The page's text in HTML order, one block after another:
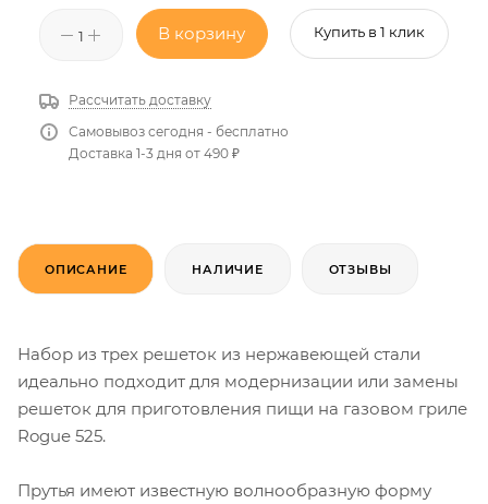
В корзину Купить в 1 клик
Рассчитать доставку
Самовывоз сегодня - бесплатно
Доставка 1-3 дня от 490 ₽
ОПИСАНИЕ НАЛИЧИЕ ОТЗЫВЫ
Набор из трех решеток из нержавеющей стали
идеально подходит для модернизации или замены
решеток для приготовления пищи на газовом гриле
Rogue 525.
Прутья имеют известную волнообразную форму